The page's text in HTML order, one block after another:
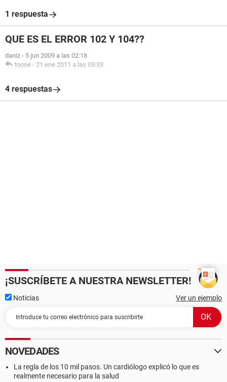
1 respuesta
QUE ES EL ERROR 102 Y 104??
daniz - 5 jun 2009 a las 02:18
toooe - 21 ene 2011 a las 05:33
4 respuestas
¡SUSCRÍBETE A NUESTRA NEWSLETTER!
Noticias Ver un ejemplo
NOVEDADES
La regla de los 10 mil pasos. Un cardiólogo explicó lo que es
realmente necesario para la salud